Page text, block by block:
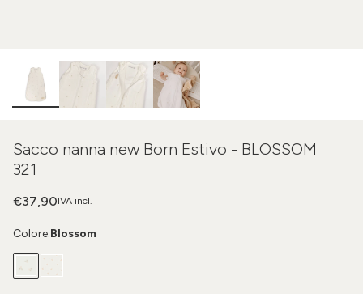
Sacco nanna new Born Estivo - BLOSSOM
321
IVA incl.
€37,90
Colore:Blossom